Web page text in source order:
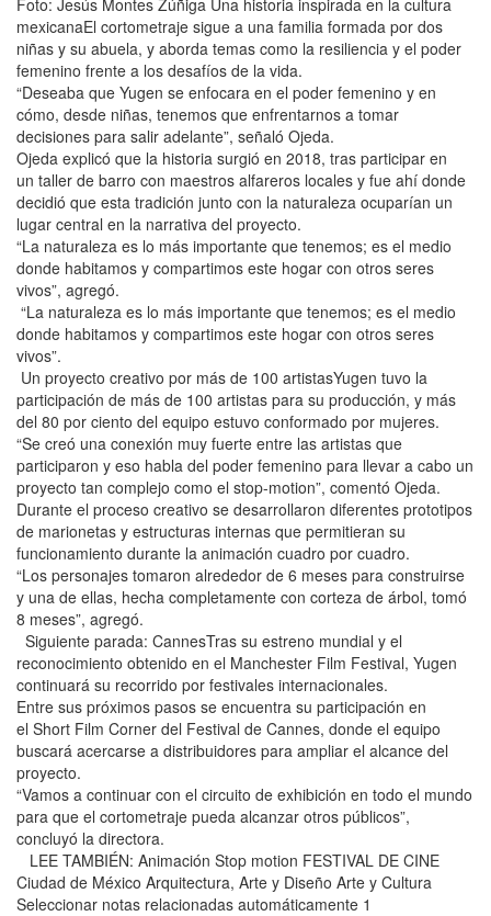
Foto: Jesús Montes Zúñiga Una historia inspirada en la cultura
mexicanaEl cortometraje sigue a una familia formada por dos
niñas y su abuela, y aborda temas como la resiliencia y el poder
femenino frente a los desafíos de la vida.
“Deseaba que Yugen se enfocara en el poder femenino y en
cómo, desde niñas, tenemos que enfrentarnos a tomar
decisiones para salir adelante”, señaló Ojeda.
Ojeda explicó que la historia surgió en 2018, tras participar en
un taller de barro con maestros alfareros locales y fue ahí donde
decidió que esta tradición junto con la naturaleza ocuparían un
lugar central en la narrativa del proyecto.
“La naturaleza es lo más importante que tenemos; es el medio
donde habitamos y compartimos este hogar con otros seres
vivos”, agregó.
“La naturaleza es lo más importante que tenemos; es el medio
donde habitamos y compartimos este hogar con otros seres
vivos”.
Un proyecto creativo por más de 100 artistasYugen tuvo la
participación de más de 100 artistas para su producción, y más
del 80 por ciento del equipo estuvo conformado por mujeres.
“Se creó una conexión muy fuerte entre las artistas que
participaron y eso habla del poder femenino para llevar a cabo un
proyecto tan complejo como el stop-motion”, comentó Ojeda.
Durante el proceso creativo se desarrollaron diferentes prototipos
de marionetas y estructuras internas que permitieran su
funcionamiento durante la animación cuadro por cuadro.
“Los personajes tomaron alrededor de 6 meses para construirse
y una de ellas, hecha completamente con corteza de árbol, tomó
8 meses”, agregó.
Siguiente parada: CannesTras su estreno mundial y el
reconocimiento obtenido en el Manchester Film Festival, Yugen
continuará su recorrido por festivales internacionales.
Entre sus próximos pasos se encuentra su participación en
el Short Film Corner del Festival de Cannes, donde el equipo
buscará acercarse a distribuidores para ampliar el alcance del
proyecto.
“Vamos a continuar con el circuito de exhibición en todo el mundo
para que el cortometraje pueda alcanzar otros públicos”,
concluyó la directora.
LEE TAMBIÉN: Animación Stop motion FESTIVAL DE CINE
Ciudad de México Arquitectura, Arte y Diseño Arte y Cultura
Seleccionar notas relacionadas automáticamente 1